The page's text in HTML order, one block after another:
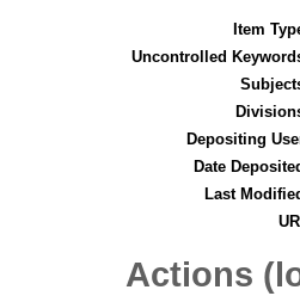
Item
Uncontrolled
Depositing
Date
Last
Actions